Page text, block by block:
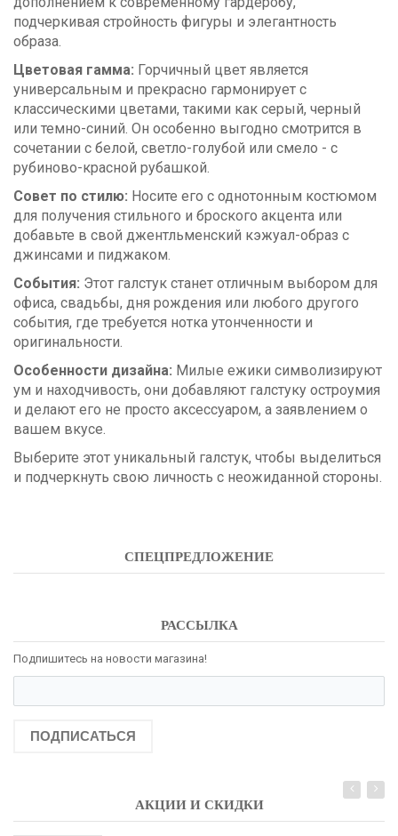
подчеркивая стройность фигуры и элегантность
образа.
Цветовая гамма: Горчичный цвет является
универсальным и прекрасно гармонирует с
классическими цветами, такими как серый, черный
или темно-синий. Он особенно выгодно смотрится в
сочетании с белой, светло-голубой или смело - с
рубиново-красной рубашкой.
Совет по стилю: Носите его с однотонным костюмом
для получения стильного и броского акцента или
добавьте в свой джентльменский кэжуал-образ с
джинсами и пиджаком.
События: Этот галстук станет отличным выбором для
офиса, свадьбы, дня рождения или любого другого
события, где требуется нотка утонченности и
оригинальности.
Особенности дизайна: Милые ежики символизируют
ум и находчивость, они добавляют галстуку остроумия
и делают его не просто аксессуаром, а заявлением о
вашем вкусе.
Выберите этот уникальный галстук, чтобы выделиться
и подчеркнуть свою личность с неожиданной стороны.
СПЕЦПРЕДЛОЖЕНИЕ
РАССЫЛКА
Подпишитесь на новости магазина!
ПОДПИСАТЬСЯ
АКЦИИ И СКИДКИ